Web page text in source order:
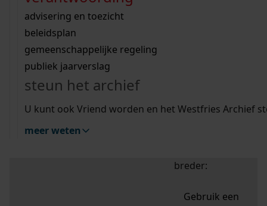
bouwvergunningen
omgevingsvergunningen
vergunningen
beeld en geluid
uitleg nodig?
Wij helpen u op weg met een aantal zoektips.
bekijk alle zoektips
Wij helpen u op weg met een aantal zoektips.
bekijk alle zoektips
bekijk ons geschiedenislokaal
advisering en toezicht
beleidsplan
gemeenschappelijke regeling
publiek jaarverslag
steun het archief
U kunt ook Vriend worden en het Westfries Archief
meer weten
zoektips
Mijn Studiezaal (inloggen)
uw zoekopdracht te
breder:
Gebruik een